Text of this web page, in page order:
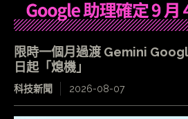
限時一個月過渡 Gemini
日起「熄機」
科技新聞 2026-08-07